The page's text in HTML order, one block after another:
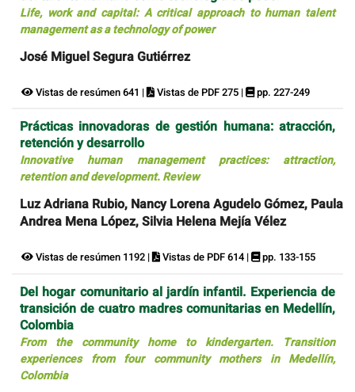
Life, work and capital: A critical approach to human talent
management as a technology of power
José Miguel Segura Gutiérrez
Vistas de resúmen 641 | Vistas de PDF 275 | pp. 227-249
Prácticas innovadoras de gestión humana: atracción,
retención y desarrollo
Innovative human management practices: attraction,
retention and development. Review
Luz Adriana Rubio, Nancy Lorena Agudelo Gómez, Paula
Andrea Mena López, Silvia Helena Mejía Vélez
Vistas de resúmen 1192 | Vistas de PDF 614 | pp. 133-155
Del hogar comunitario al jardín infantil. Experiencia de
transición de cuatro madres comunitarias en Medellín,
Colombia
From the community home to kindergarten. Transition
experiences from four community mothers in Medellín,
Colombia